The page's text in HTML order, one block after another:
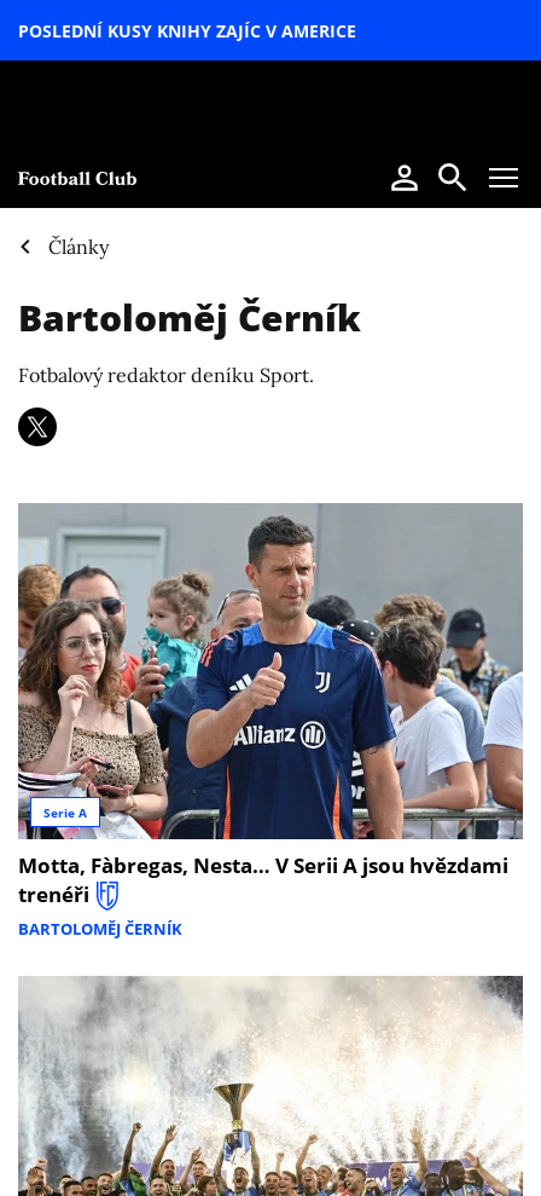
POSLEDNÍ KUSY KNIHY ZAJÍC V AMERICE
Články
Bartoloměj Černík
Fotbalový redaktor deníku Sport.
Serie A
Motta, Fàbregas, Nesta… V Serii A jsou hvězdami
trenéři
BARTOLOMĚJ ČERNÍK